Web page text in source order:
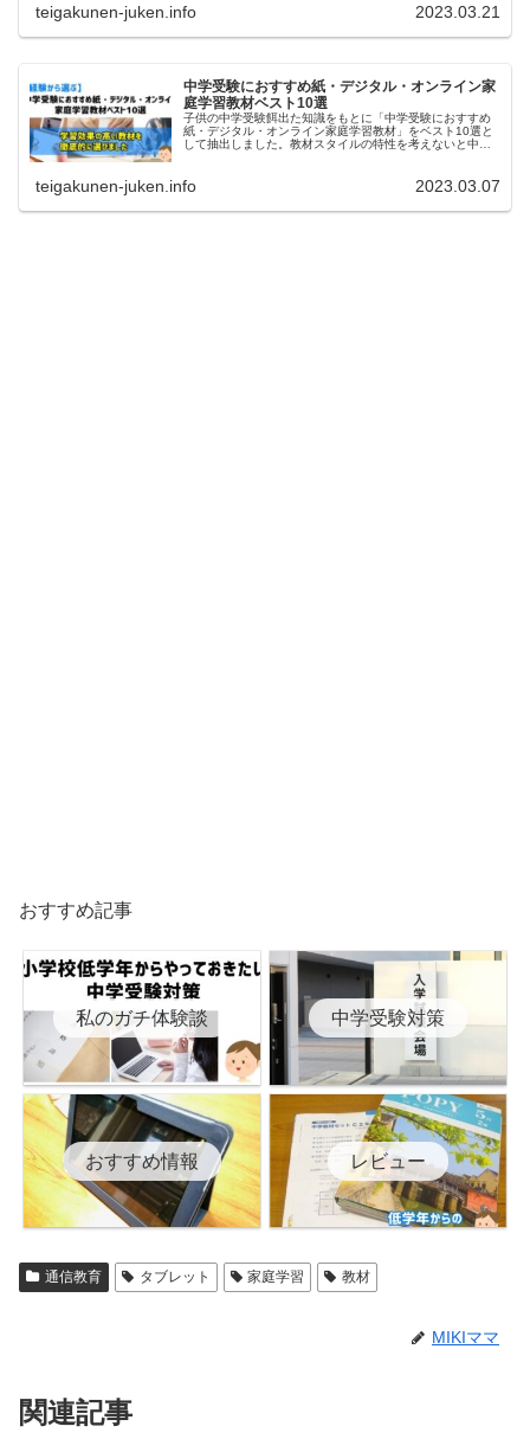
teigakunen-juken.info 2023.03.21
中学受験におすすめ紙・デジタル・オンライン家
庭学習教材ベスト10選
子供の中学受験餌出た知識をもとに「中学受験におすすめ
紙・デジタル・オンライン家庭学習教材」をベスト10選と
して抽出しました。教材スタイルの特性を考えないと中学
teigakunen-juken.info 2023.03.07
おすすめ記事
私のガチ体験談 中学受験対策
おすすめ情報 レビュー
通信教育 タブレット 家庭学習 教材
MIKIママ
関連記事